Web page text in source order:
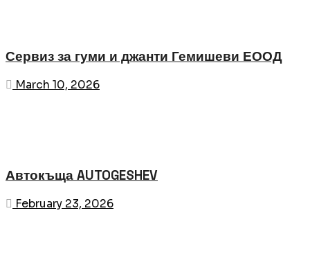
Сервиз за гуми и джанти Гемишеви ЕООД
March 10, 2026
Автокъща AUTOGESHEV
February 23, 2026